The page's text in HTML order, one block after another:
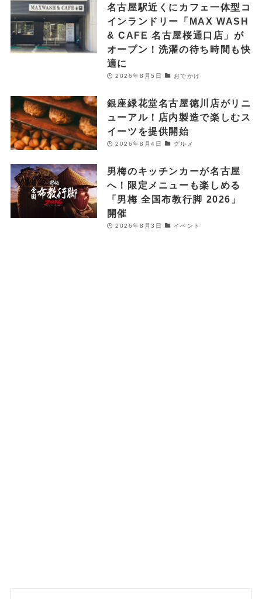
名古屋駅近くにカフェ一体型コ
インランドリー「MAX WASH
& CAFE 名古屋桜通口店」が
オープン！洗濯の待ち時間も快
適に
2026年8月5日 おでかけ
銀座緑花堂名古屋徳川店がリニ
ューアル！店内製造で楽しむス
イーツを提供開始
2026年8月4日 グルメ
男梅のキッチンカーが名古屋
へ！限定メニューも楽しめる
「男梅 全国布教行脚 2026」
開催
2026年8月3日 イベント